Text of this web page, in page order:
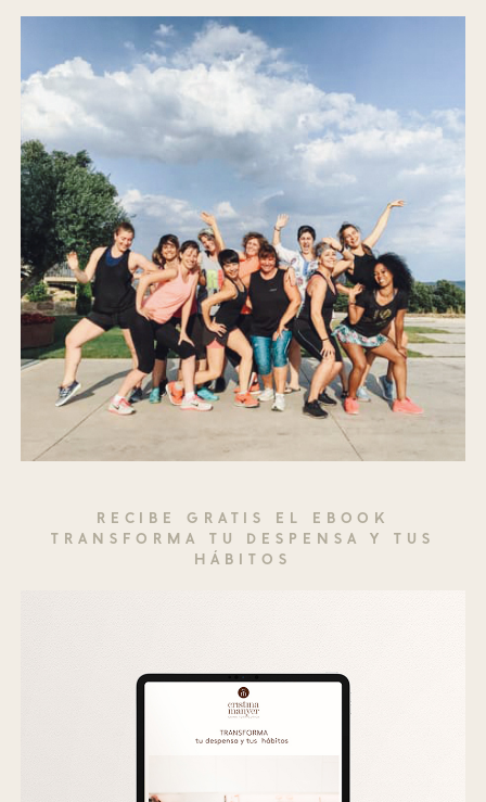
RECIBE GRATIS EL EBOOK
TRANSFORMA TU DESPENSA Y TUS
HÁBITOS